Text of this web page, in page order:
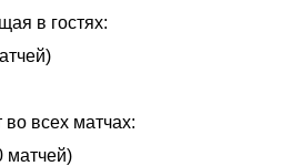
в гостях:
всех матчах:
матчей)